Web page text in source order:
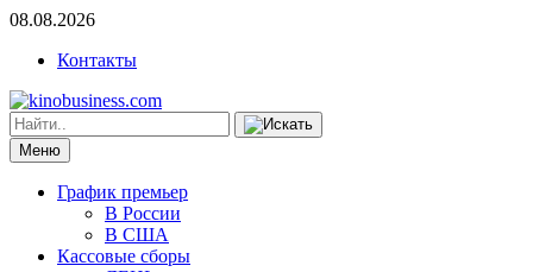
08.08.2026
Контакты
Меню
График премьер
В России
В США
Кассовые сборы